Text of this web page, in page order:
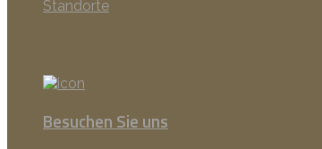
Standorte
Besuchen Sie uns